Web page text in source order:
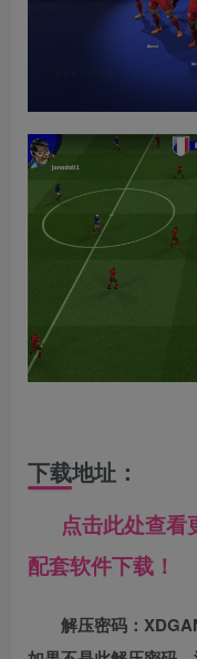
下载地址：
点击此处查看
配套软件下载！
解压密码：